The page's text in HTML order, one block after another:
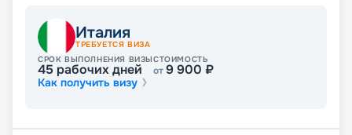
Италия
ТРЕБУЕТСЯ ВИЗА
СРОК ВЫПОЛНЕНИЯ ВИЗЫ
45 рабочих дней
СТОИМОСТЬ
от9 900 ₽
Как получить визу